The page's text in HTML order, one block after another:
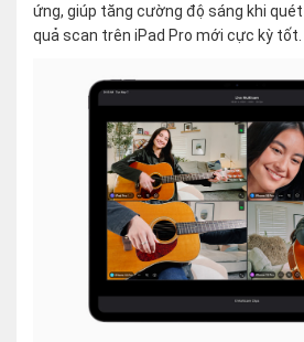
ứng, giúp tăng cường độ sáng khi
quả scan trên iPad Pro mới cực kỳ tốt.